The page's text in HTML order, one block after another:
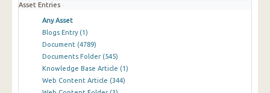
Asset Entries
Any Asset
Blogs Entry (1)
Document (4789)
Documents Folder (545)
Knowledge Base Article (1)
Web Content Article (344)